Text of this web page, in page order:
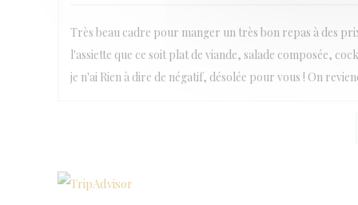
Très beau cadre pour manger un très bon repas à des
l'assiette que ce soit plat de viande, salade composée,
je n'ai Rien à dire de négatif, désolée pour vous ! On